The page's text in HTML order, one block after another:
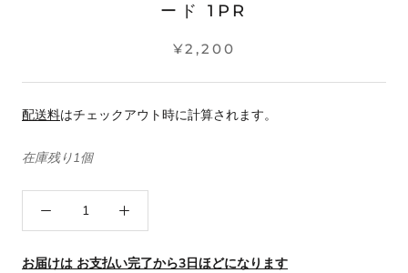
ード 1PR
¥2,200
配送料はチェックアウト時に計算されます。
在庫残り1個
お届けは お支払い完了から3日ほどになります